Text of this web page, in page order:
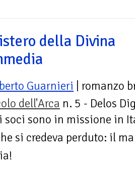
della Divina
Guarnieri | romanzo
dell'Arca n. 5 - Delos
soci sono in missione in
si credeva perduto: il